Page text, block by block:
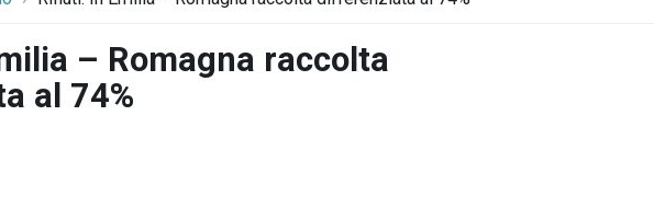
– Romagna raccolta
al 74%